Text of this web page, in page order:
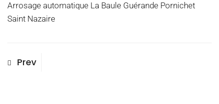
Arrosage automatique La Baule Guérande Pornichet
Saint Nazaire
Navigation
Previous
Prev